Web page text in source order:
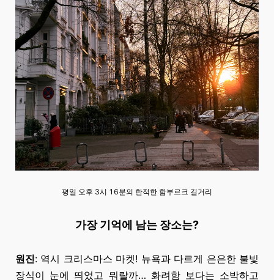
평일 오후 3시 16분의 한적한 함부르크 길거리
가장 기억에 남는 장소는?
원진: 역시 크리스마스 마켓! 뉴욕과 다르게 은은한 불빛
장식이 눈에 띄었고 뭐랄까… 화려함 보다는 소박하고